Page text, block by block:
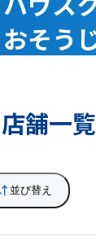
おそう
舗一覧
並び替え